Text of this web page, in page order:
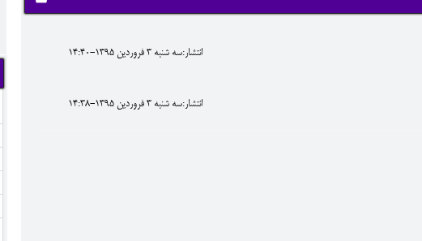
انتشار:سه شنبه 3 فروردين 1395-14:40
انتشار:سه شنبه 3 فروردين 1395-14:38